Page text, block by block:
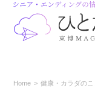
Home 健康・カラダのこ